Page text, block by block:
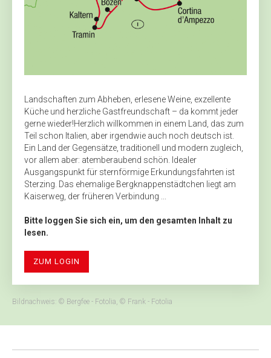
Landschaften zum Abheben, erlesene Weine, exzellente
Küche und herzliche Gastfreundschaft – da kommt jeder
gerne wieder!Herzlich willkommen in einem Land, das zum
Teil schon Italien, aber irgendwie auch noch deutsch ist.
Ein Land der Gegensätze, traditionell und modern zugleich,
vor allem aber: atemberaubend schön. Idealer
Ausgangspunkt für sternförmige Erkundungsfahrten ist
Sterzing. Das ehemalige Bergknappenstädtchen liegt am
Kaiserweg, der früheren Verbindung ...
Bitte loggen Sie sich ein, um den gesamten Inhalt zu
lesen.
ZUM LOGIN
Bildnachweis: © Bergfee - Fotolia, © Frank - Fotolia